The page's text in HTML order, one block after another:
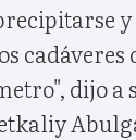
cadáveres
dijo a